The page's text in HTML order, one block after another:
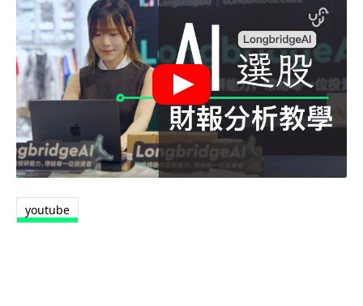
youtube